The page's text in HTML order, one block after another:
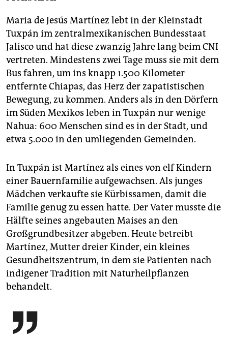
Maria de Jesús Martínez lebt in der Kleinstadt
Tuxpán im zentralmexikanischen Bundesstaat
Jalisco und hat diese zwanzig Jahre lang beim CNI
vertreten. Mindestens zwei Tage muss sie mit dem
Bus fahren, um ins knapp 1.500 Kilometer
entfernte Chiapas, das Herz der zapatistischen
Bewegung, zu kommen. Anders als in den Dörfern
im Süden Mexikos leben in Tuxpán nur wenige
Nahua: 600 Menschen sind es in der Stadt, und
etwa 5.000 in den umliegenden Gemeinden.
In Tuxpán ist Martínez als eines von elf Kindern
einer Bauernfamilie aufgewachsen. Als junges
Mädchen verkaufte sie Kürbissamen, damit die
Familie genug zu essen hatte. Der Vater musste die
Hälfte seines angebauten Maises an den
Großgrundbesitzer abgeben. Heute betreibt
Martínez, Mutter dreier Kinder, ein kleines
Gesundheitszentrum, in dem sie Patienten nach
indigener Tradition mit Naturheilpflanzen
behandelt.
